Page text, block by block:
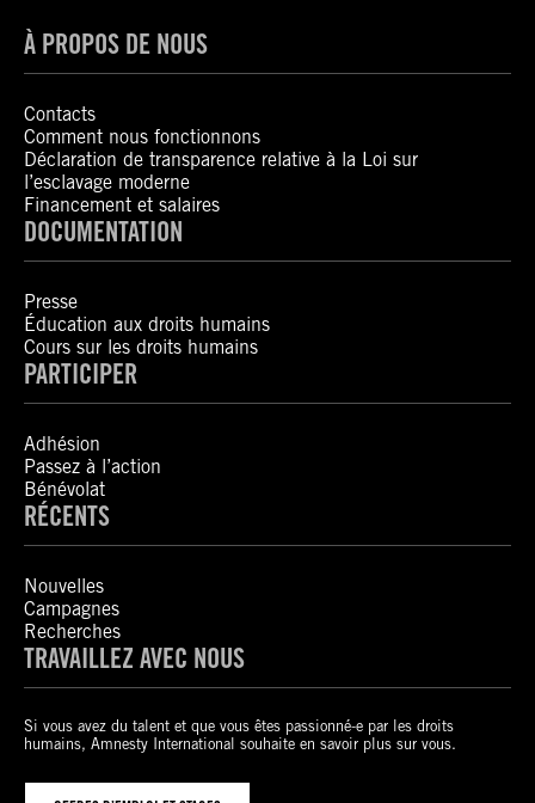
À PROPOS DE NOUS
Contacts
Comment nous fonctionnons
Déclaration de transparence relative à la Loi sur
l’esclavage moderne
Financement et salaires
DOCUMENTATION
Presse
Éducation aux droits humains
Cours sur les droits humains
PARTICIPER
Adhésion
Passez à l’action
Bénévolat
RÉCENTS
Nouvelles
Campagnes
Recherches
TRAVAILLEZ AVEC NOUS
Si vous avez du talent et que vous êtes passionné-e par les droits
humains, Amnesty International souhaite en savoir plus sur vous.